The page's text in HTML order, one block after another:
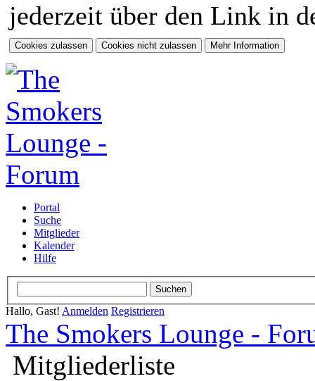
jederzeit über den Link in
Portal
Suche
Mitglieder
Kalender
Hilfe
Hallo, Gast! Anmelden Registrieren
The Smokers Lounge -
Mitgliederliste